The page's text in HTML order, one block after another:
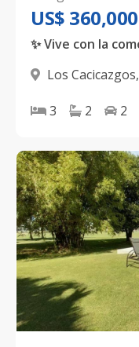
US$ 360,000
Los Cacicazgos,
3 2 2